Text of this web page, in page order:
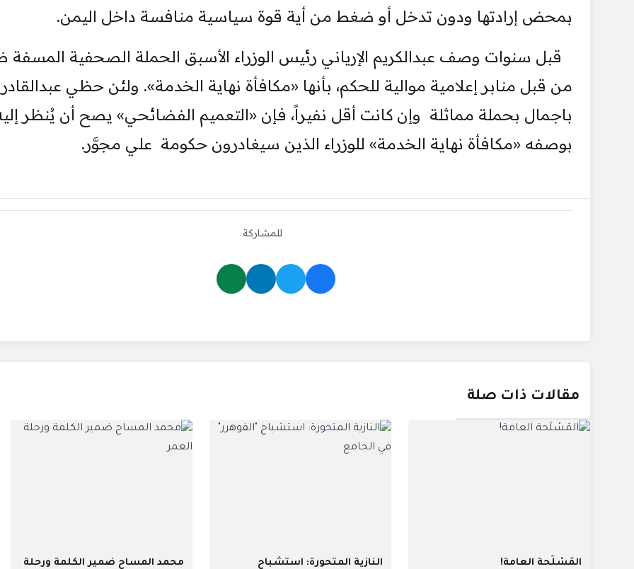
بمحض إرادتها ودون تدخل أو ضغط من أية قوة سياسية منافسة داخل اليمن.
قبل سنوات وصف عبدالكريم الإرياني رئيس الوزراء الأسبق الحملة الصحفية المسفة
من قبل منابر إعلامية موالية للحكم، بأنها «مكافأة نهاية الخدمة». ولئن حظي عبدالقادر
باجمال بحملة مماثلة وإن كانت أقل نفيراً، فإن «التعميم الفضائحي» يصح أن يُنظر
بوصفه «مكافأة نهاية الخدمة» للوزراء الذين سيغادرون حكومة علي مجوَّر.
للمشاركة
مقالات ذات صلة
المَسْلَحة العامة!
النازية المتحورة: استشباح
محمد المساح ضمير الكلمة ورحلة